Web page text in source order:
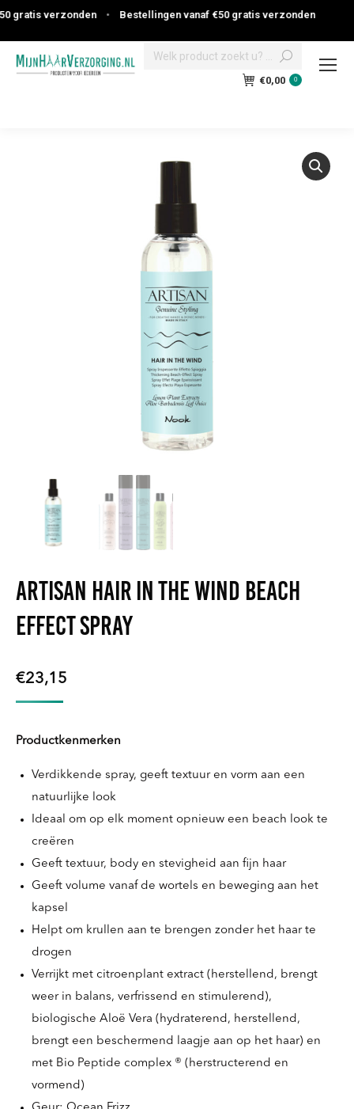
verzonden • Bestellingen vanaf €50 gratis verzonden
Search:
€0,00 0
Artisan Hair In The Wind beach
effect spray
€23,15
Productkenmerken
Verdikkende spray, geeft textuur en vorm aan een
natuurlijke look
Ideaal om op elk moment opnieuw een beach look te
creëren
Geeft textuur, body en stevigheid aan fijn haar
Geeft volume vanaf de wortels en beweging aan het
kapsel
Helpt om krullen aan te brengen zonder het haar te
drogen
Verrijkt met citroenplant extract (herstellend, brengt
weer in balans, verfrissend en stimulerend),
biologische Aloë Vera (hydraterend, herstellend,
brengt een beschermend laagje aan op het haar) en
met Bio Peptide complex ® (herstructerend en
vormend)